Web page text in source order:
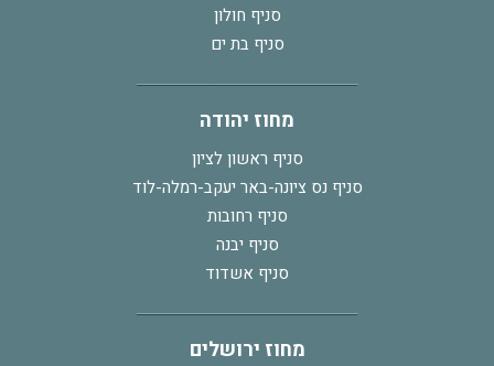
סניף חולון
סניף בת ים
מחוז יהודה
סניף ראשון לציון
סניף נס ציונה-באר יעקב-רמלה-לוד
סניף רחובות
סניף יבנה
סניף אשדוד
מחוז ירושלים